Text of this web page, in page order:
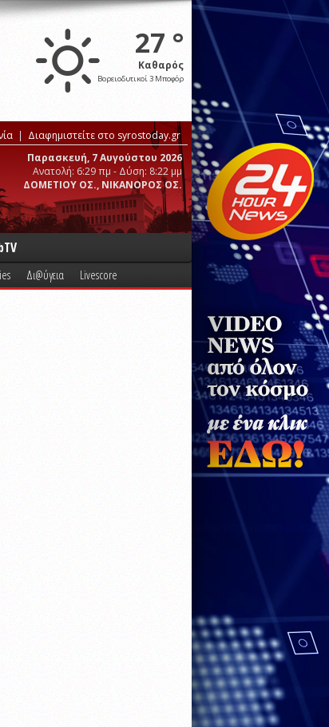
27 °
Καθαρός
Βορειοδυτικοί 3 Μποφόρ
Διαφημιστείτε στο syrostoday.gr
Παρασκευή, 7 Αυγούστου 2026
Ανατολή: 6:29 πμ - Δύση: 8:22 μμ
ΔΟΜΕΤΙΟΥ ΟΣ., ΝΙΚΑΝΟΡΟΣ ΟΣ.
Δι@ύγεια Livescore